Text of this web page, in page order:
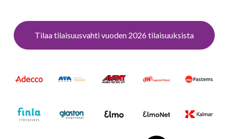
Tilaa tilaisuusvahti vuoden 2026 tilaisuuksista